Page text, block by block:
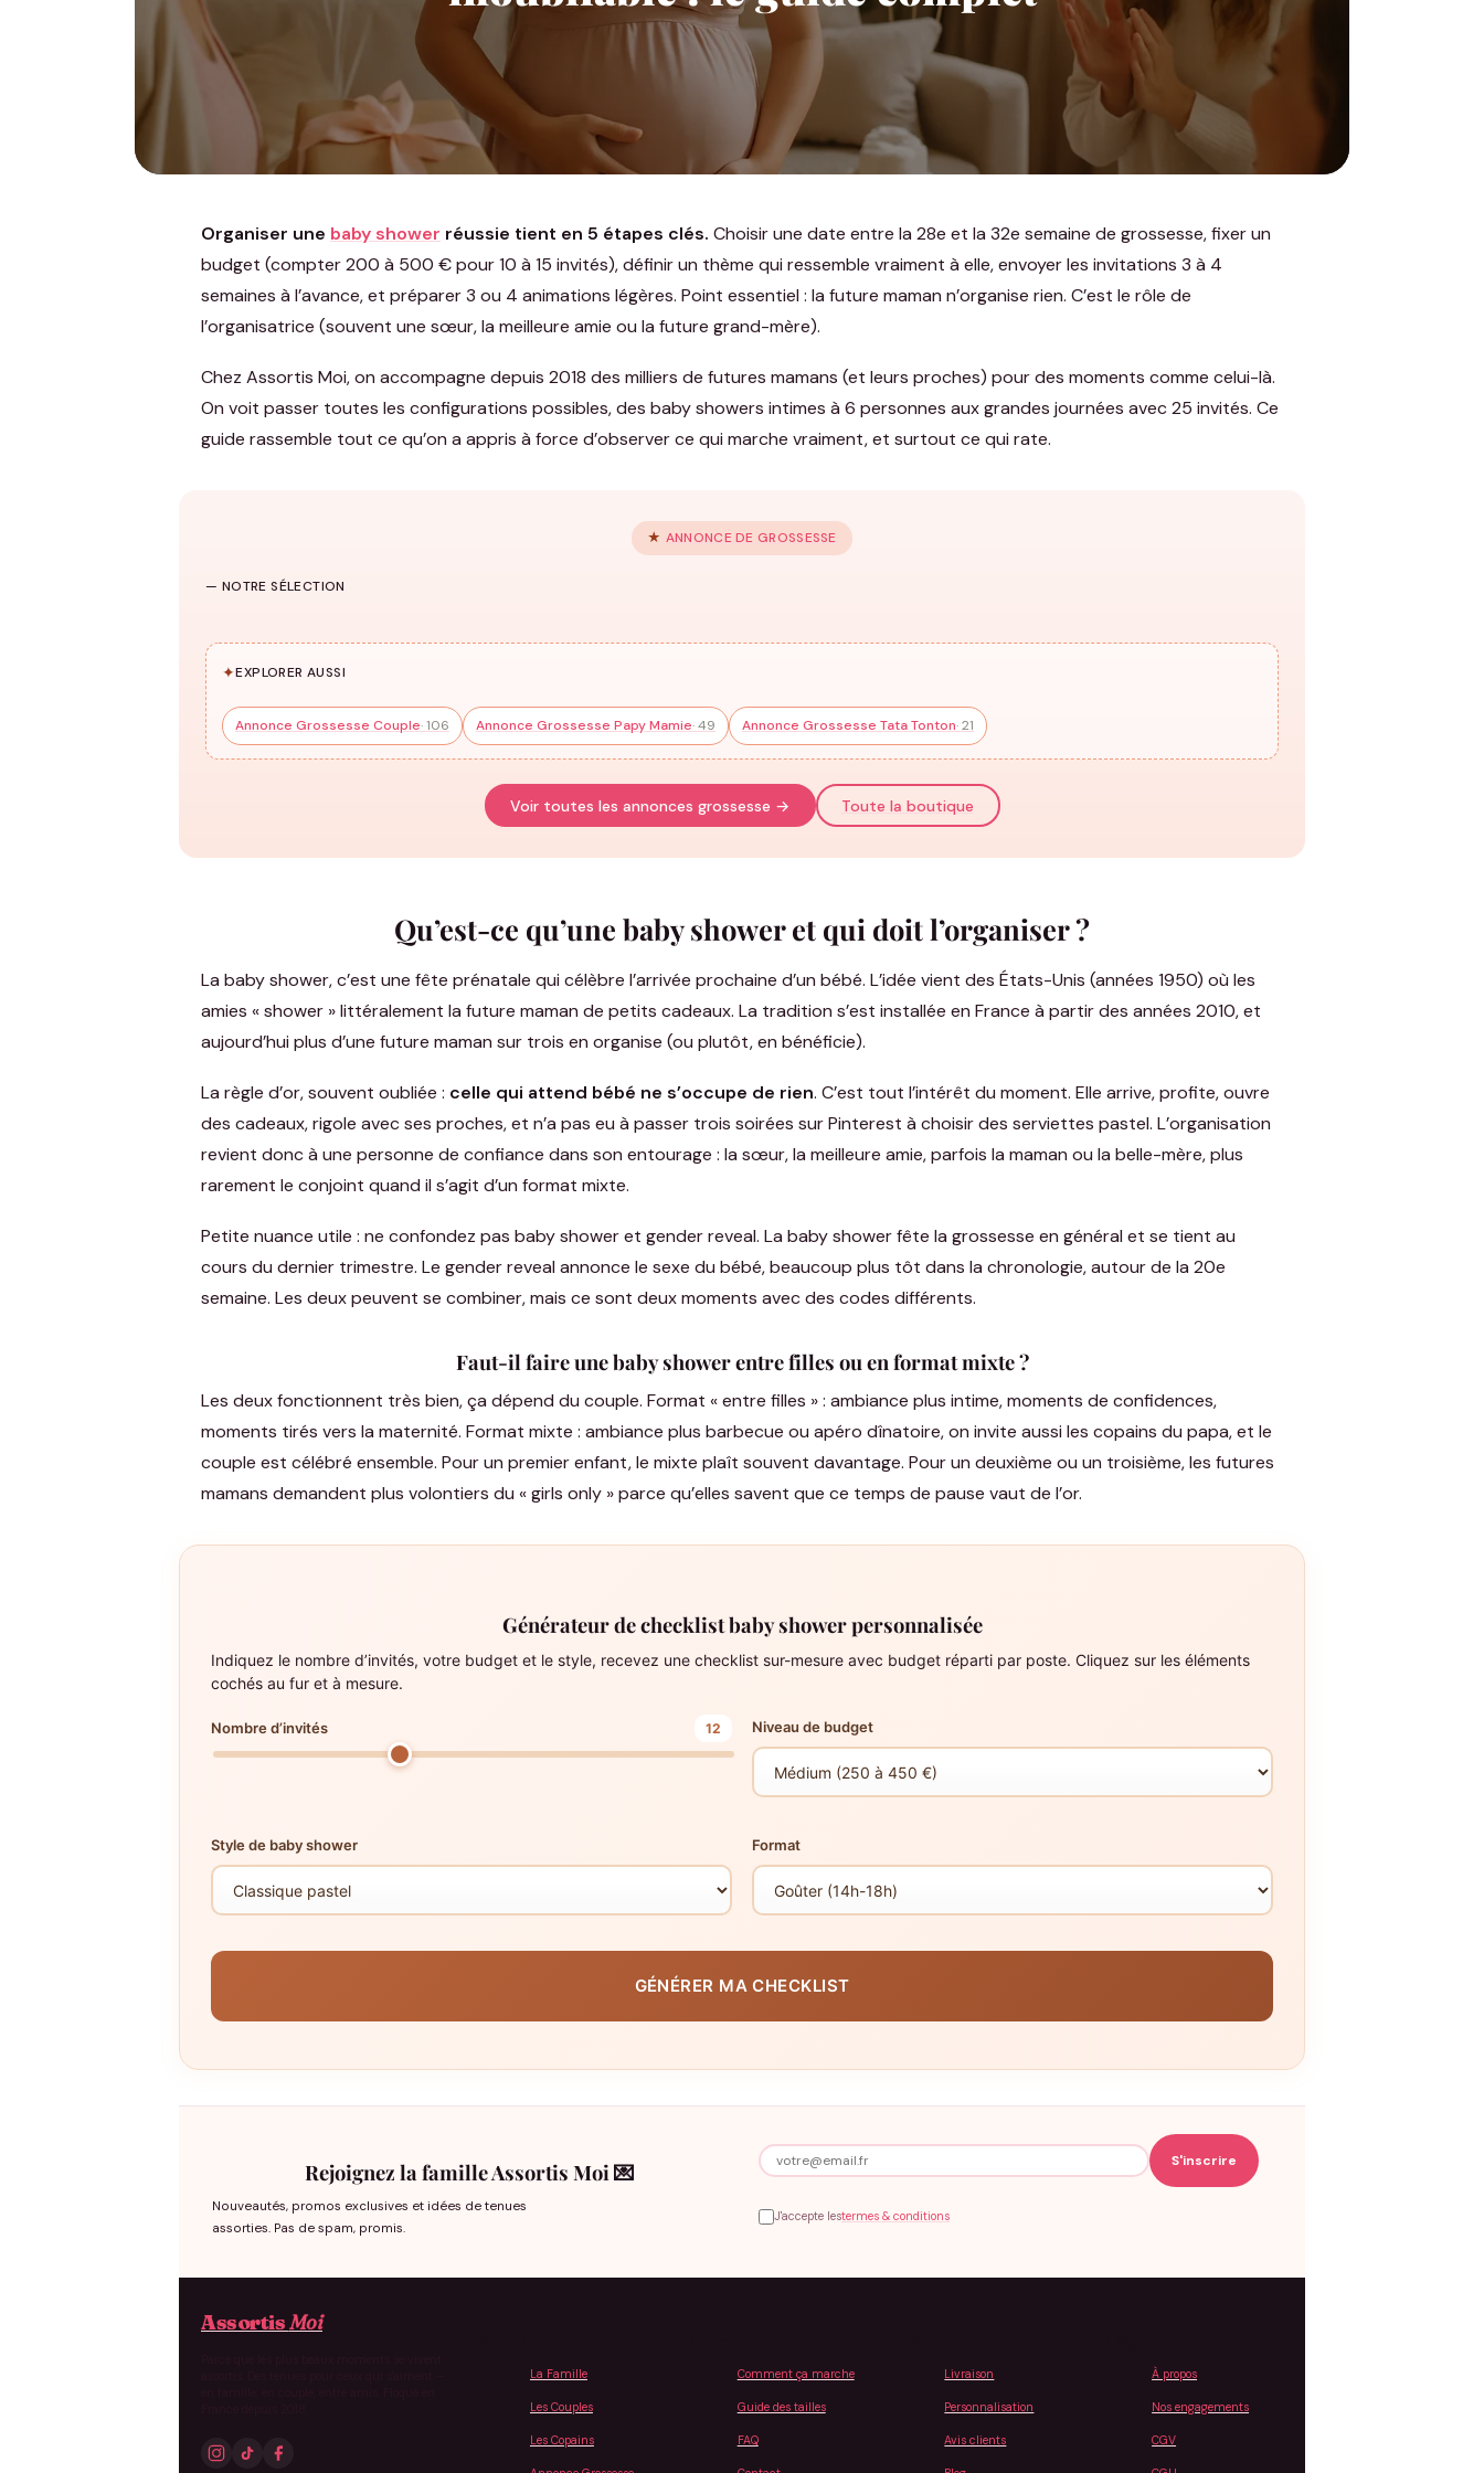
Organiser une baby shower réussie tient en 5 étapes clés. Choisir une date entre la 28e et la 32e semaine de grossesse, fixer un
budget (compter 200 à 500 € pour 10 à 15 invités), définir un thème qui ressemble vraiment à elle, envoyer les invitations 3 à 4
semaines à l’avance, et préparer 3 ou 4 animations légères. Point essentiel : la future maman n’organise rien. C’est le rôle de
l’organisatrice (souvent une sœur, la meilleure amie ou la future grand-mère).
Chez Assortis Moi, on accompagne depuis 2018 des milliers de futures mamans (et leurs proches) pour des moments comme celui-là.
On voit passer toutes les configurations possibles, des baby showers intimes à 6 personnes aux grandes journées avec 25 invités. Ce
guide rassemble tout ce qu’on a appris à force d’observer ce qui marche vraiment, et surtout ce qui rate.
★ ANNONCE DE GROSSESSE
— NOTRE SÉLECTION
T-shirts Annonce Grossesse
✦EXPLORER AUSSI
Annonce Grossesse Couple· 106 Annonce Grossesse Papy Mamie· 49 Annonce Grossesse Tata Tonton· 21
Voir toutes les annonces grossesse → Toute la boutique
Qu’est-ce qu’une baby shower et qui doit l’organiser ?
La baby shower, c’est une fête prénatale qui célèbre l’arrivée prochaine d’un bébé. L’idée vient des États-Unis (années 1950) où les
amies « shower » littéralement la future maman de petits cadeaux. La tradition s’est installée en France à partir des années 2010, et
aujourd’hui plus d’une future maman sur trois en organise (ou plutôt, en bénéficie).
La règle d’or, souvent oubliée : celle qui attend bébé ne s’occupe de rien. C’est tout l’intérêt du moment. Elle arrive, profite, ouvre
des cadeaux, rigole avec ses proches, et n’a pas eu à passer trois soirées sur Pinterest à choisir des serviettes pastel. L’organisation
revient donc à une personne de confiance dans son entourage : la sœur, la meilleure amie, parfois la maman ou la belle-mère, plus
rarement le conjoint quand il s’agit d’un format mixte.
Petite nuance utile : ne confondez pas baby shower et gender reveal. La baby shower fête la grossesse en général et se tient au
cours du dernier trimestre. Le gender reveal annonce le sexe du bébé, beaucoup plus tôt dans la chronologie, autour de la 20e
semaine. Les deux peuvent se combiner, mais ce sont deux moments avec des codes différents.
Faut-il faire une baby shower entre filles ou en format mixte ?
Les deux fonctionnent très bien, ça dépend du couple. Format « entre filles » : ambiance plus intime, moments de confidences,
moments tirés vers la maternité. Format mixte : ambiance plus barbecue ou apéro dînatoire, on invite aussi les copains du papa, et le
couple est célébré ensemble. Pour un premier enfant, le mixte plaît souvent davantage. Pour un deuxième ou un troisième, les futures
mamans demandent plus volontiers du « girls only » parce qu’elles savent que ce temps de pause vaut de l’or.
Générateur de checklist baby shower personnalisée
Indiquez le nombre d’invités, votre budget et le style, recevez une checklist sur-mesure avec budget réparti par poste. Cliquez sur les éléments
cochés au fur et à mesure.
Nombre d’invités 12 Niveau de budget
Style de baby shower Format
GÉNÉRER MA CHECKLIST
Rejoignez la famille Assortis Moi 💌
Nouveautés, promos exclusives et idées de tenues
assorties. Pas de spam, promis.
J'accepte lestermes & conditions
AssortisMoi
La Famille
Les Couples
Les Copains
Comment ça marche
Guide des tailles
FAQ
Livraison
Personnalisation
Avis clients
À propos
Nos engagements
CGV